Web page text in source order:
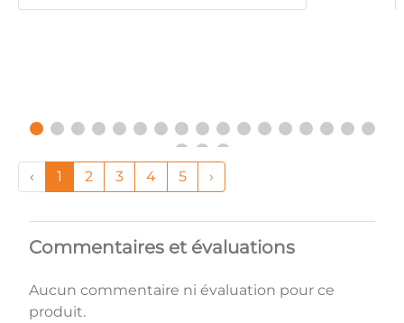
‹ 1 2 3 4 5 ›
Commentaires et évaluations
Aucun commentaire ni évaluation pour ce
produit.